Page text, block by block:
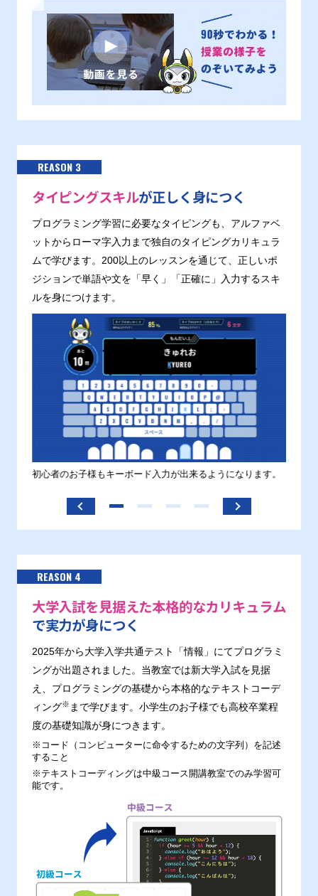
REASON 3
タイピングスキルが正しく身につく
プログラミング学習に必要なタイピングも、アルファベ
ットからローマ字入力まで独自のタイピングカリキュラ
ムで学びます。200以上のレッスンを通じて、正しいポ
ジションで単語や文を「早く」「正確に」入力するスキ
ルを身につけます。
初心者のお子様もキーボード入力が出来るようになります。
REASON 4
大学入試を見据えた本格的なカリキュラム
で実力が身につく
2025年から大学入学共通テスト「情報」にてプログラミ
ングが出題されました。当教室では新大学入試を見据
え、プログラミングの基礎から本格的なテキストコーデ
ィング※ まで学びます。小学生のお子様でも高校卒業程
度の基礎知識が身につきます。
※コード（コンピューターに命令するための文字列）を記述
すること
※テキストコーディングは中級コース開講教室でのみ学習可
能です。